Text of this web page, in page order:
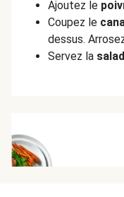
Ajoutez le
Coupez le
dessus.
Servez la